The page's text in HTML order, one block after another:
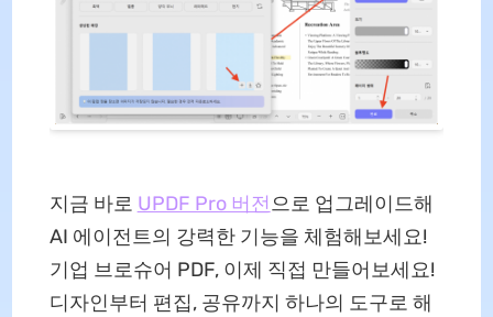
지금 바로 UPDF Pro 버전으로 업그레이드해
AI 에이전트의 강력한 기능을 체험해보세요!
기업 브로슈어 PDF, 이제 직접 만들어보세요!
디자인부터 편집, 공유까지 하나의 도구로 해